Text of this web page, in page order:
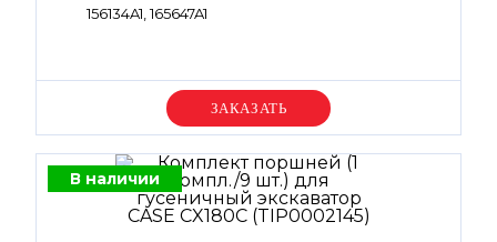
156134A1, 165647A1
Уточняйте цену
В наличии